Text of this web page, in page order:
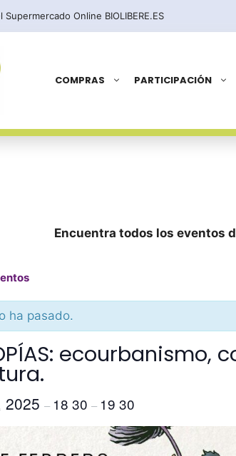
Online BIOLIBERE.ES
COMPRAS PARTICIPACIÓN
Encuentra todos los eventos
ha pasado.
ecourbanismo,
2025 – 18 30 – 19 30